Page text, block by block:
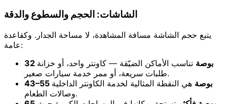
الشاشات: الحجم والسطوع والدقة
يتبع حجم الشاشة مسافة المشاهدة، لا مساحة الجدار. وكقاعدة
عامة:
32 بوصة تناسب الأماكن الضيّقة — كاونتر واحد، أو خزانة
طلبات سريعة، أو ممر خدمة سيارات صغير.
43–55 بوصة هي النقطة المثالية لخدمة الكاونتر الداخلية
وصالات الطعام.